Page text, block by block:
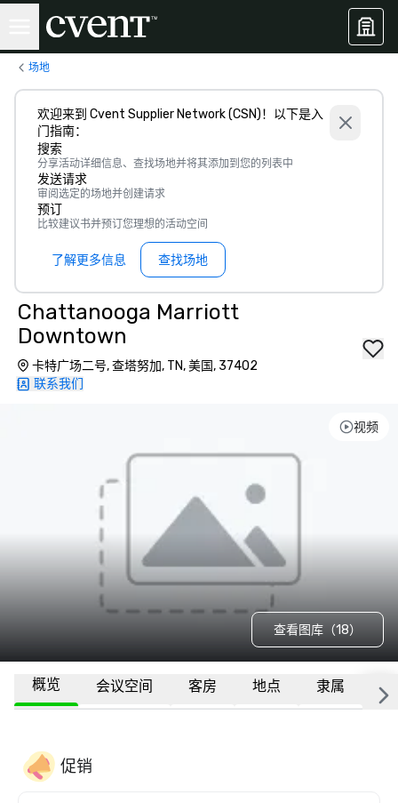
场地
欢迎来到 Cvent Supplier Network (CSN)！以下是入
门指南：
搜索
分享活动详细信息、查找场地并将其添加到您的列表中
发送请求
审阅选定的场地并创建请求
预订
比较建议书并预订您理想的活动空间
了解更多信息 查找场地
Chattanooga Marriott
Downtown
卡特广场二号, 查塔努加, TN, 美国, 37402
联系我们
视频
查看图库（18）
概览 会议空间 客房 地点 隶属 更
促销